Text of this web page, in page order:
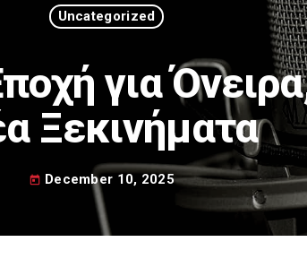
Uncategorized
για
Ξεκινήματα
today December 10, 2025